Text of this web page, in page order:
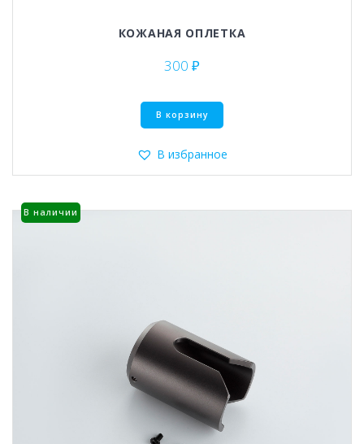
КОЖАНАЯ ОПЛЕТКА
300 ₽
В корзину
В избранное
В наличии